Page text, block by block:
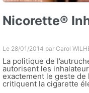
Nicorette®
Le 28/01/2014 par Carol
La politique de
autorisent les
exactement le geste de
critiquent la cigarette